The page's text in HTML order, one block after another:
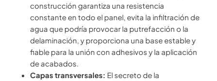
construcción garantiza una resistencia
constante en todo el panel, evita la infiltración de
agua que podría provocar la putrefacción o la
delaminación, y proporciona una base estable y
fiable para la unión con adhesivos y la aplicación
de acabados.
Capas transversales: El secreto de la